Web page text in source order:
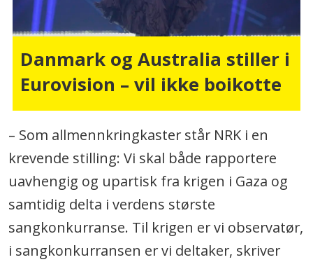
Danmark og Australia stiller i
Eurovision – vil ikke boikotte
– Som allmennkringkaster står NRK i en
krevende stilling: Vi skal både rapportere
uavhengig og upartisk fra krigen i Gaza og
samtidig delta i verdens største
sangkonkurranse. Til krigen er vi observatør,
i sangkonkurransen er vi deltaker, skriver